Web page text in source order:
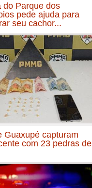
do Parque dos
pede ajuda para
seu cachor...
Guaxupé capturam
com 23 pedras de